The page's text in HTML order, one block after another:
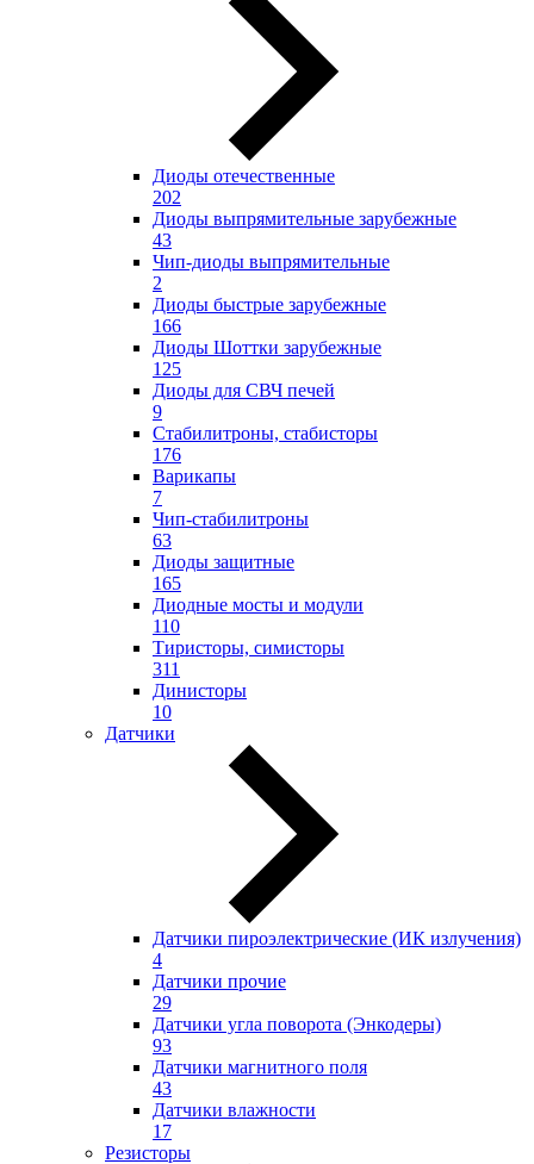
Диоды отечественные
202
Диоды выпрямительные зарубежные
43
Чип-диоды выпрямительные
2
Диоды быстрые зарубежные
166
Диоды Шоттки зарубежные
125
Диоды для СВЧ печей
9
Стабилитроны, стабисторы
176
Варикапы
7
Чип-стабилитроны
63
Диоды защитные
165
Диодные мосты и модули
110
Тиристоры, симисторы
311
Динисторы
10
Датчики
Датчики пироэлектрические (ИК излучения)
4
Датчики прочие
29
Датчики угла поворота (Энкодеры)
93
Датчики магнитного поля
43
Датчики влажности
17
Резисторы